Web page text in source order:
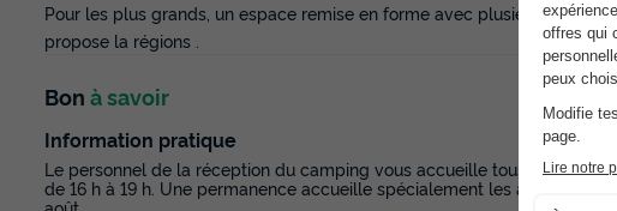
Pour les plus grands, un espace remise en forme avec plusieurs
propose la régions .
Bon à savoir
Information pratique
Le personnel de la réception du camping vous accueille tous les jours
de 16 h à 19 h. Une permanence accueille spécialement les arrivées